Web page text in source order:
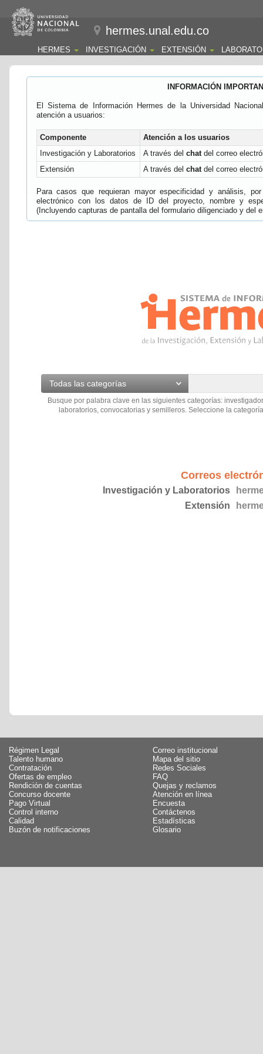
hermes.unal.edu.co
HERMES INVESTIGACIÓN EXTENSIÓN
INFORMACIÓN
El Sistema de Información Hermes de la Universidad
atención a usuarios:
Componente
Atención a los usuarios
Investigación y Laboratorios
A través del chatdel correo
Extensión
A través del chatdel correo
Para casos que requieran mayor especificidad y análisis,
electrónico con los datos de ID del proyecto, nombre y
(Incluyendo capturas de pantalla del formulario diligenciado y del
Todas las categorías
Busque por palabra clave en las siguientes categorías:
laboratorios, convocatorias y semilleros. Seleccione la
Correos
Investigación y Laboratorios
Extensión
Régimen Legal
Talento humano
Contratación
Ofertas de empleo
Rendición de cuentas
Concurso docente
Pago Virtual
Control interno
Calidad
Buzón de notificaciones
Correo institucional
Mapa del sitio
Redes Sociales
FAQ
Quejas y reclamos
Atención en línea
Encuesta
Contáctenos
Estadísticas
Glosario